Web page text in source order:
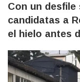
Con un desfile
candidatas a
el hielo antes